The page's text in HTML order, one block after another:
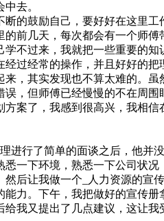
去。
的鼓励自己，要好好在这里工
的前几天，每次都会有一个师傅
学不过来，我就把一些重要的知
经过经常的操作，并且好好的把
来，其实发现也不算太难的。虽
误，但师傅已经慢慢的不在周围
方案了，我感到很高兴，我相信
进行了简单的面谈之后，他并
悉一下环境，熟悉一下公司状况
然后让我做一个_人力资源的宣
能力。下午，我把做好的宣传册
给我又提出了几点建议，这让我